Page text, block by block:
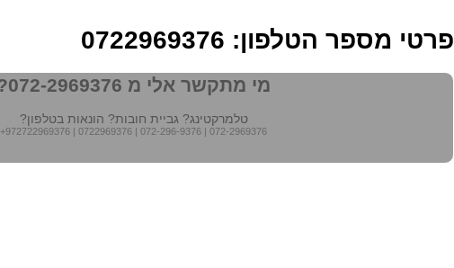
פרטי מספר הטלפון: 0722969376
מי מתקשר אלי מ 072-2969376?
טלמרקטינג? גביית חובות? הונאות בטלפון?
+972722969376 | 0722969376 | 072-296-9376 | 072-2969376